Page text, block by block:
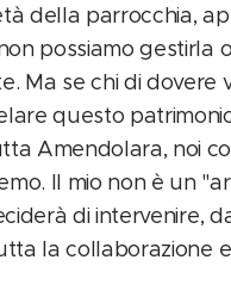
della parrocchia,
possiamo gestirla
Ma se chi di dovere
questo
Amendolara, noi
Il mio non è un
di intervenire,
la collaborazione